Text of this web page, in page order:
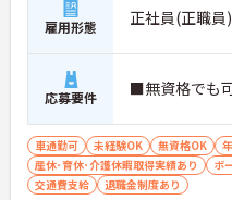
通勤面にも配慮された職場です
・マイカー通勤可
・駐車場あり
・鳴門駅から車10分
→ ご自身に合った通勤方法を
雇用形態 正社員(正職員)
応募要件 ■無資格でも
車通勤可 未経験OK 無資格OK
産休･育休･介護休暇取得実績あり
ボ
交通費支給
退職金制度あり